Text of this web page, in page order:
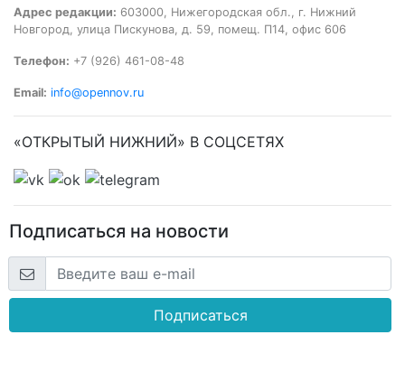
Адрес редакции: 603000, Нижегородская обл., г. Нижний
Новгород, улица Пискунова, д. 59, помещ. П14, офис 606
Телефон: +7 (926) 461-08-48
Email: info@opennov.ru
«ОТКРЫТЫЙ НИЖНИЙ» В СОЦСЕТЯХ
Подписаться на новости
Подписаться